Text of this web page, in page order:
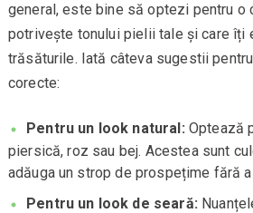
general, este bine să optezi pentru o
potrivește tonului pielii tale și care îți
trăsăturile. Iată câteva sugestii
corecte:
Pentru un look natural: Optează
piersică, roz sau bej. Acestea sunt
adăuga un strop de prospețime fără
Pentru un look de seară: